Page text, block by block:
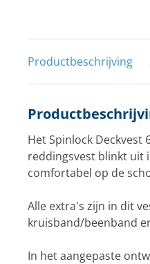
Productbeschrijving
Het Spinlock Deckvest
reddingsvest blinkt uit
comfortabel op de
Alle extra's zijn in dit
kruisband/beenband
In het aangepaste